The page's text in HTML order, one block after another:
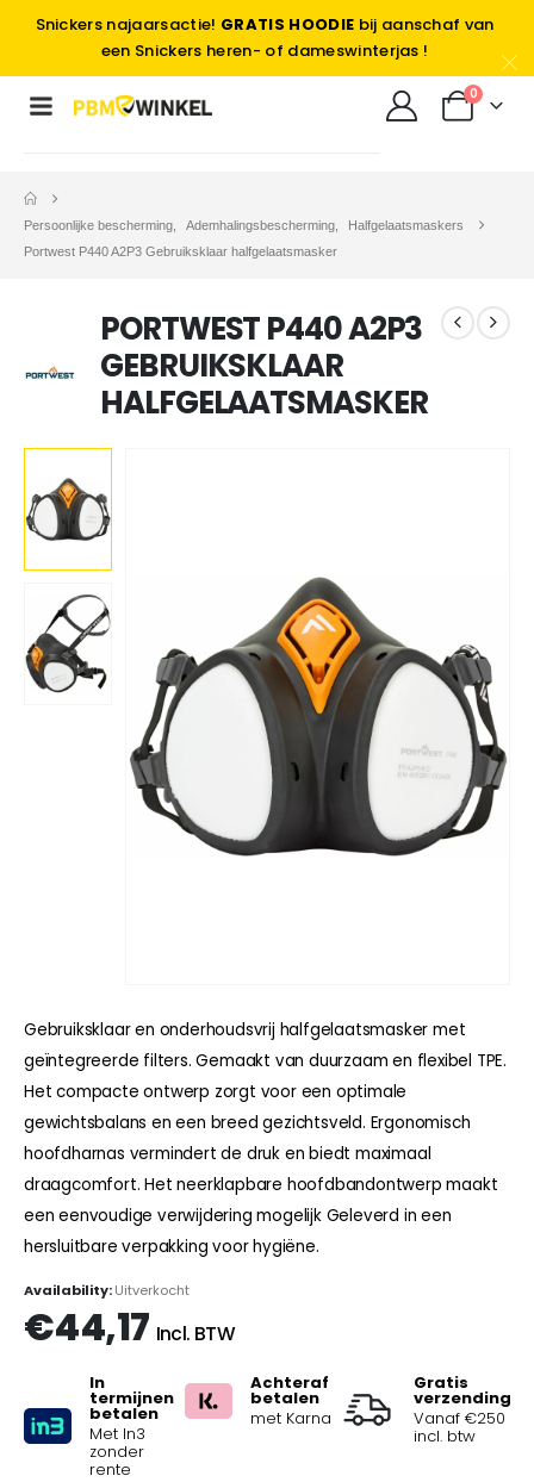
Snickers najaarsactie! GRATIS HOODIE bij aanschaf van
een Snickers heren- of dameswinterjas !
0
Persoonlijke bescherming Ademhalingsbescherming
Halfgelaatsmaskers
Portwest P440 A2P3 Gebruiksklaar halfgelaatsmasker
PORTWEST P440 A2P3
GEBRUIKSKLAAR
HALFGELAATSMASKER
Gebruiksklaar en onderhoudsvrij halfgelaatsmasker met
geïntegreerde filters. Gemaakt van duurzaam en flexibel TPE.
Het compacte ontwerp zorgt voor een optimale
gewichtsbalans en een breed gezichtsveld. Ergonomisch
hoofdharnas vermindert de druk en biedt maximaal
draagcomfort. Het neerklapbare hoofdbandontwerp maakt
een eenvoudige verwijdering mogelijk Geleverd in een
hersluitbare verpakking voor hygiëne.
Availability:Uitverkocht
€44,17 Incl. BTW
In
termijnen
betalen
Met In3
zonder
rente
Achteraf
betalen
met Karna
Gratis
verzending
Vanaf €250
incl. btw